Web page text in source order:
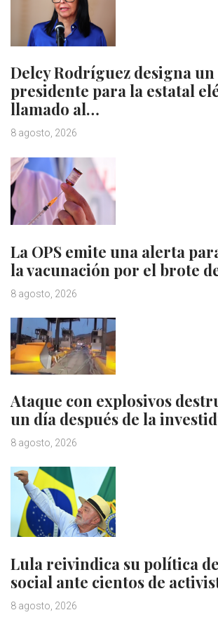
Delcy Rodríguez designa
presidente para la estatal
llamado al…
8 agosto, 2026
La OPS emite una alerta
la vacunación por el brote
8 agosto, 2026
Ataque con explosivos
un día después de la
8 agosto, 2026
Lula reivindica su política
social ante cientos de
8 agosto, 2026